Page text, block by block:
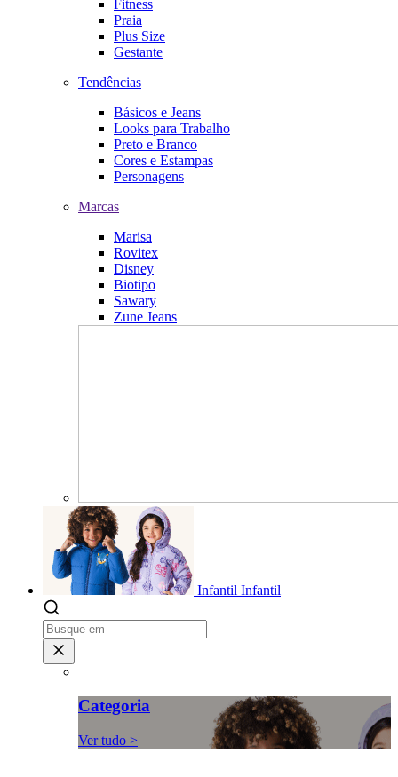
Fitness
Praia
Plus Size
Gestante
Tendências
Básicos e Jeans
Looks para Trabalho
Preto e Branco
Cores e Estampas
Personagens
Marcas
Marisa
Rovitex
Disney
Biotipo
Sawary
Zune Jeans
Infantil Infantil
Categoria
Ver tudo >